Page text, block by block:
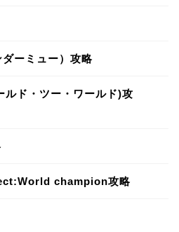
ーミュー）攻略
ド・ツー・ワールド)攻
champion攻略